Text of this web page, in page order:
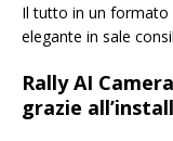
Il tutto in un formato
elegante in sale
Rally AI
grazie